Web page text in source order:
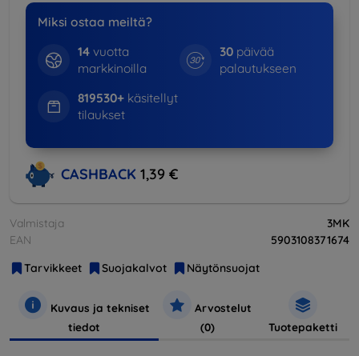
Miksi ostaa meiltä?
14vuotta
markkinoilla
30 päivää
palautukseen
819530+käsitellyt
tilaukset
CASHBACK 1,39 €
Valmistaja
3MK
EAN
5903108371674
Tarvikkeet
Suojakalvot Näytönsuojat
Kuvaus ja tekniset
tiedot
Arvostelut
(0)
Tuotepaketti